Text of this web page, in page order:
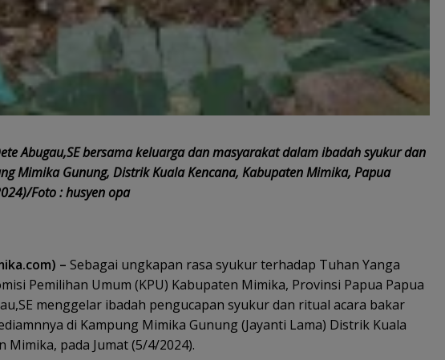
Abugau,SE bersama keluarga dan masyarakat dalam ibadah syukur dan
Mimika Gunung, Distrik Kuala Kencana, Kabupaten Mimika, Papua
Foto : husyen opa
– Sebagai ungkapan rasa syukur terhadap Tuhan Yanga
Pemilihan Umum (KPU) Kabupaten Mimika, Provinsi Papua Papua
menggelar ibadah pengucapan syukur dan ritual acara bakar
di Kampung Mimika Gunung (Jayanti Lama) Distrik Kuala
Mimika, pada Jumat (5/4/2024).